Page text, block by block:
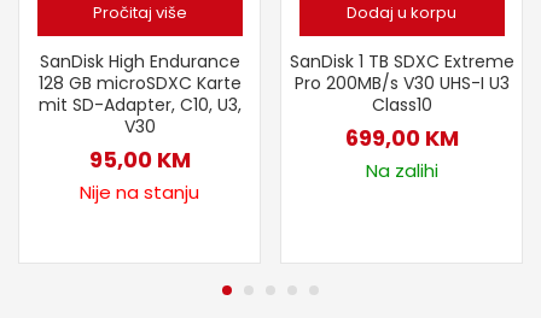
Pročitaj više
SanDisk High Endurance
128 GB microSDXC Karte
mit SD-Adapter, C10, U3,
V30
95,00 KM
Nije na stanju
Dodaj u korpu
SanDisk 1 TB SDXC Extreme
Pro 200MB/s V30 UHS-I U3
Class10
699,00 KM
Na zalihi